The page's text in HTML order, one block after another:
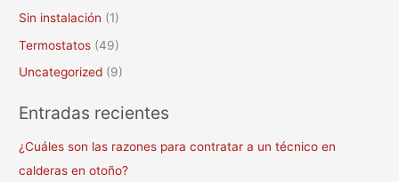
Sin instalación (1)
Termostatos (49)
Uncategorized (9)
Entradas recientes
¿Cuáles son las razones para contratar a un técnico en
calderas en otoño?